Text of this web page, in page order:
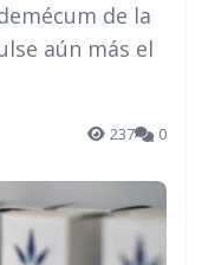
de la
aún más el
237 0